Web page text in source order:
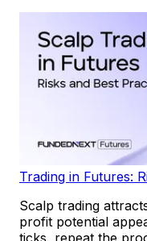
Trading in Futures:
Scalp trading
profit potential
ticks, repeat the